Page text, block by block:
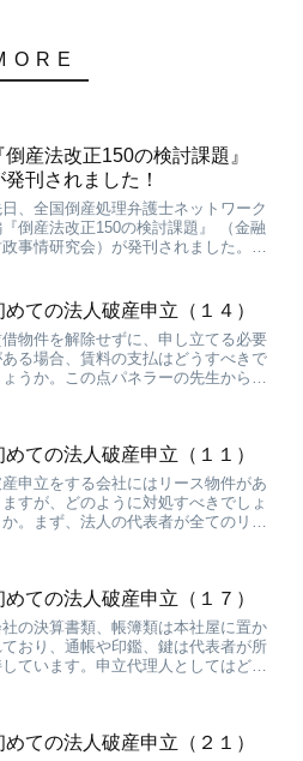
倒産法改正150の検討課題』
発刊されました！
、全国倒産処理弁護士ネットワーク
倒産法改正150の検討課題』 （金融
政事情研究会）が発刊されました。
るためにも使えますし、現行法の実務
の不都合な点を認識...
めての法人破産申立（１４）
物件を解除せずに、申し立てる必要
ある場合、賃料の支払はどうすべきで
ょうか。この点パネラーの先生から、
申立をすべきである。...
めての法人破産申立（１１）
申立をする会社にはリース物件があ
ますが、どのように対処すべきでしょ
か。まず、法人の代表者が全てのリー
物件については契約を...
めての法人破産申立（１７）
の決算書類、帳簿類は本社屋に置か
おり、通帳や印鑑、鍵は代表者が所
ています。申立代理人としてはどの
いても申立に際して必...
めての法人破産申立（２１）